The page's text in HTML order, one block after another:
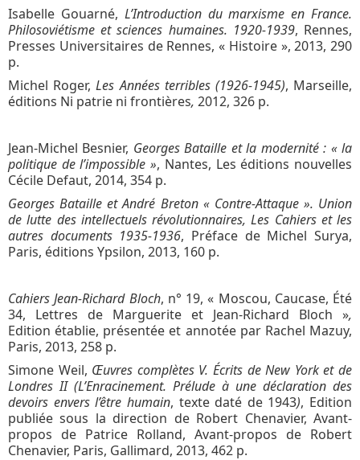
Isabelle Gouarné, L’Introduction du marxisme en France.
Philosoviétisme et sciences humaines. 1920-1939, Rennes,
Presses Universitaires de Rennes, « Histoire », 2013, 290
p.
Michel Roger,Les Années terribles (1926-1945), Marseille,
éditions Ni patrie ni frontières, 2012, 326 p.
Jean-Michel Besnier, Georges Bataille et la modernité : « la
politique de l’impossible », Nantes, Les éditions nouvelles
Cécile Defaut, 2014, 354 p.
Georges Bataille et André Breton « Contre-Attaque ». Union
de lutte des intellectuels révolutionnaires, Les Cahiers et les
autres documents 1935-1936, Préface de Michel Surya,
Paris, éditions Ypsilon, 2013, 160 p.
Cahiers Jean-Richard Bloch, n° 19, « Moscou, Caucase, Été
34, Lettres de Marguerite et Jean-Richard Bloch »,
Edition établie, présentée et annotée par Rachel Mazuy,
Paris, 2013, 258 p.
Simone Weil, Œuvres complètes V. Écrits de New York et de
Londres II (L’Enracinement. Prélude à une déclaration des
devoirs envers l’être humain, texte daté de 1943), Edition
publiée sous la direction de Robert Chenavier, Avant-
propos de Patrice Rolland, Avant-propos de Robert
Chenavier, Paris, Gallimard, 2013, 462 p.